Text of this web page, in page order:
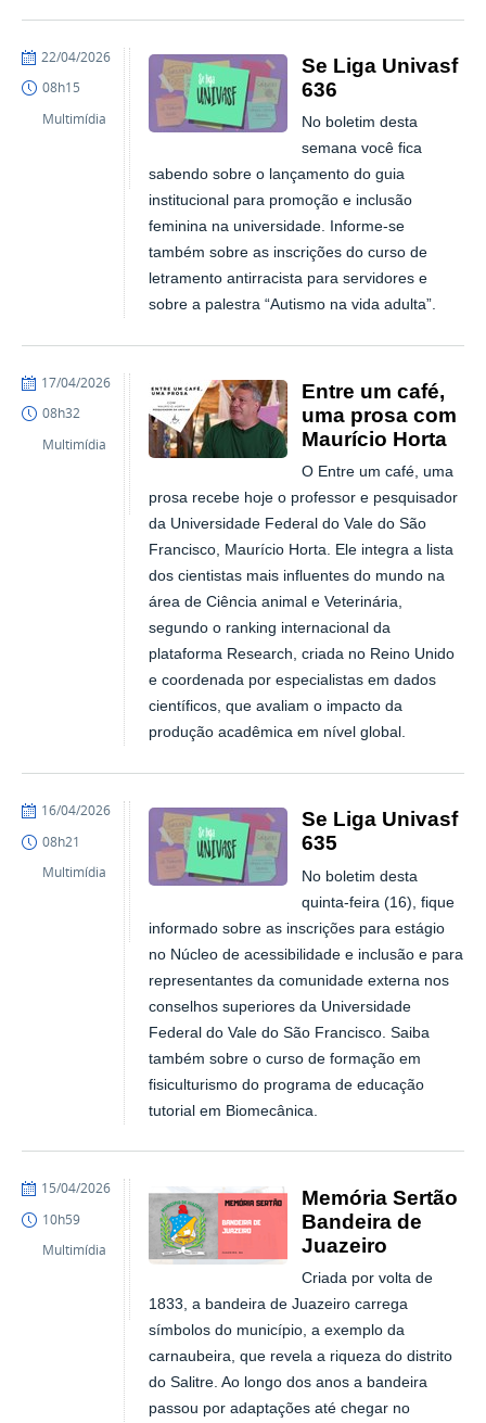
Se Liga Univasf
636
No boletim desta
semana você fica
sabendo sobre o lançamento do guia
institucional para promoção e inclusão
feminina na universidade. Informe-se
também sobre as inscrições do curso de
letramento antirracista para servidores e
sobre a palestra “Autismo na vida adulta”.
publicado
22/04/2026
08h15
Multimídia
Entre um café,
uma prosa com
Maurício Horta
O Entre um café, uma
prosa recebe hoje o professor e pesquisador
da Universidade Federal do Vale do São
Francisco, Maurício Horta. Ele integra a lista
dos cientistas mais influentes do mundo na
área de Ciência animal e Veterinária,
segundo o ranking internacional da
plataforma Research, criada no Reino Unido
e coordenada por especialistas em dados
científicos, que avaliam o impacto da
produção acadêmica em nível global.
publicado
17/04/2026
08h32
Multimídia
Se Liga Univasf
635
No boletim desta
quinta-feira (16), fique
informado sobre as inscrições para estágio
no Núcleo de acessibilidade e inclusão e para
representantes da comunidade externa nos
conselhos superiores da Universidade
Federal do Vale do São Francisco. Saiba
também sobre o curso de formação em
fisiculturismo do programa de educação
tutorial em Biomecânica.
publicado
16/04/2026
08h21
Multimídia
Memória Sertão
Bandeira de
Juazeiro
Criada por volta de
1833, a bandeira de Juazeiro carrega
símbolos do município, a exemplo da
carnaubeira, que revela a riqueza do distrito
do Salitre. Ao longo dos anos a bandeira
passou por adaptações até chegar no
publicado
15/04/2026
10h59
Multimídia